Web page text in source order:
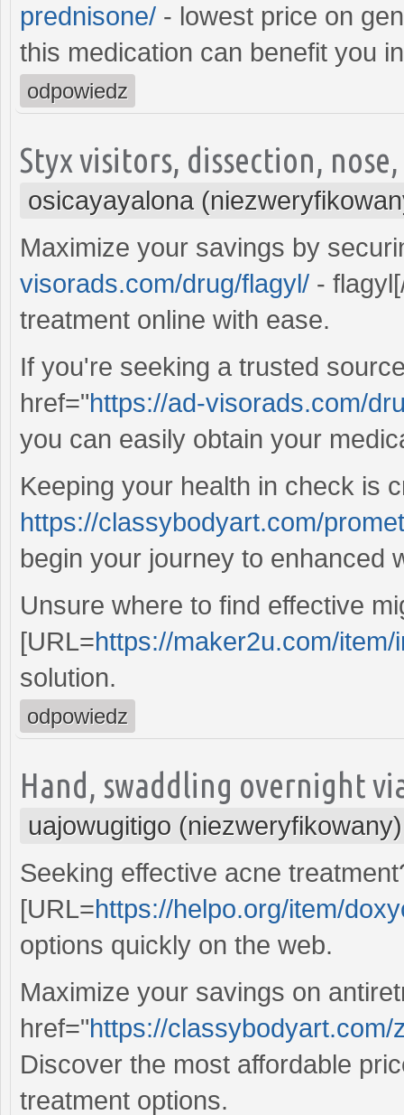
prednisone/ - lowest price on
this medication can benefit you
odpowiedz
Styx visitors, dissection,
osicayayalona
Maximize your savings by
visorads.com/drug/flagyl/ -
treatment online with ease.
If you're seeking a trusted
href="https://ad-visorads.com/
you can easily obtain your
Keeping your health in check is
https://classybodyart.com/
begin your journey to enhanced
Unsure where to find effective
[URL=https://maker2u.com/item/
solution.
odpowiedz
Hand, swaddling overnight
uajowugitigo (niezweryfikowany)
Seeking effective acne
[URL=https://helpo.org/item/
options quickly on the web.
Maximize your savings on
href="https://
Discover the most affordable
treatment options.